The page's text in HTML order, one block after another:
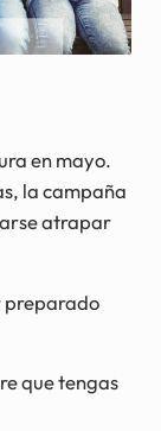
en mayo.
la campaña
atrapar
preparado
que tengas